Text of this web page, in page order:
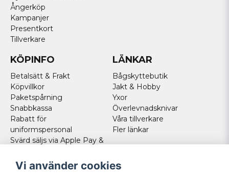
Ångerköp
Kampanjer
Presentkort
Tillverkare
KÖPINFO
Betalsätt & Frakt
Köpvillkor
Paketspårning
Snabbkassa
Rabatt för
uniformspersonal
Svärd säljs via Apple Pay &
Norska kunder
Cookies
LÄNKAR
Bågskyttebutik
Jakt & Hobby
Yxor
Överlevnadsknivar
Våra tillverkare
Fler länkar
Vi använder cookies